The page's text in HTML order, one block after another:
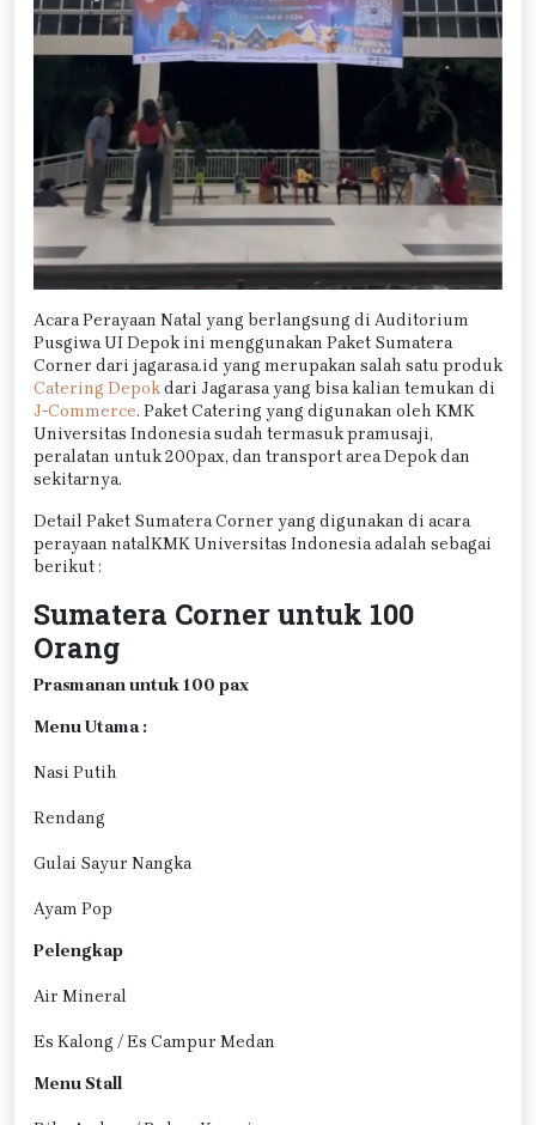
Acara Perayaan Natal yang berlangsung di Auditorium
Pusgiwa UI Depok ini menggunakan Paket Sumatera
Corner dari jagarasa.id yang merupakan salah satu produk
Catering Depokdari Jagarasa yang bisa kalian temukan di
J-Commerce. Paket Catering yang digunakan oleh KMK
Universitas Indonesia sudah termasuk pramusaji,
peralatan untuk 200pax, dan transport area Depok dan
sekitarnya.
Detail Paket Sumatera Corner yang digunakan di acara
perayaan natalKMK Universitas Indonesia adalah sebagai
berikut :
Sumatera Corner untuk 100
Orang
Prasmanan untuk 100 pax
Menu Utama :
Nasi Putih
Rendang
Gulai Sayur Nangka
Ayam Pop
Pelengkap
Air Mineral
Es Kalong / Es Campur Medan
Menu Stall